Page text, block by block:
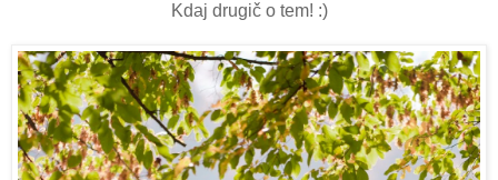
Kdaj drugič o tem! :)